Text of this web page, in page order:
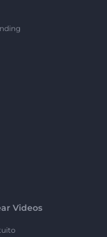
Videos